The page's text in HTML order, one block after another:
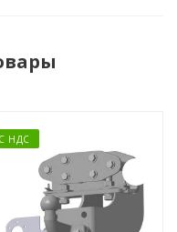
С НДС